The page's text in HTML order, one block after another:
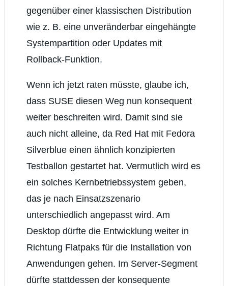
gegenüber einer klassischen Distribution
wie z. B. eine unveränderbar eingehängte
Systempartition oder Updates mit
Rollback-Funktion.
Wenn ich jetzt raten müsste, glaube ich,
dass SUSE diesen Weg nun konsequent
weiter beschreiten wird. Damit sind sie
auch nicht alleine, da Red Hat mit Fedora
Silverblue einen ähnlich konzipierten
Testballon gestartet hat. Vermutlich wird es
ein solches Kernbetriebssystem geben,
das je nach Einsatzszenario
unterschiedlich angepasst wird. Am
Desktop dürfte die Entwicklung weiter in
Richtung Flatpaks für die Installation von
Anwendungen gehen. Im Server-Segment
dürfte stattdessen der konsequente